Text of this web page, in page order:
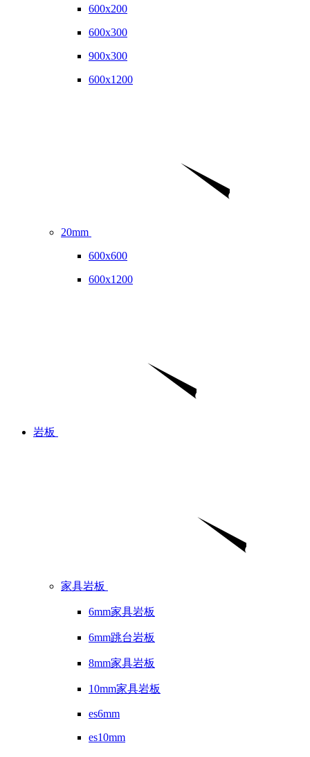
600x200
600x300
900x300
600x1200
20mm
600x600
600x1200
岩板
家具岩板
6mm家具岩板
6mm跳台岩板
8mm家具岩板
10mm家具岩板
es6mm
es10mm